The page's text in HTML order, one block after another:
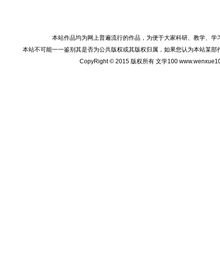
本站作品均为网上普遍流行的作品，为便于大家科研、教学、
本站不可能一一鉴别其是否为公共版权或其版权归属，如果您认为本站某
CopyRight © 2015 版权所有 文学100